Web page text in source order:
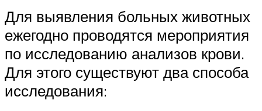
Для выявления больных животных
ежегодно проводятся мероприятия
по исследованию анализов крови.
Для этого существуют два способа
исследования: